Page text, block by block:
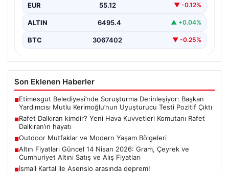
EUR 55.12 ▼ -0.12%
ALTIN 6495.4 ▲ +0.04%
BTC 3067402 ▼ -0.25%
Son Eklenen Haberler
■Etimesgut Belediyesi’nde Soruşturma Derinleşiyor: Başkan
Yardımcısı Mutlu Kerimoğlu’nun Uyuşturucu Testi Pozitif Çıktı
■Rafet Dalkıran kimdir? Yeni Hava Kuvvetleri Komutanı Rafet
Dalkıran’ın hayatı
■Outdoor Mutfaklar ve Modern Yaşam Bölgeleri
■Altın Fiyatları Güncel 14 Nisan 2026: Gram, Çeyrek ve
Cumhuriyet Altını Satış ve Alış Fiyatları
■İsmail Kartal ile Asensio arasında deprem!